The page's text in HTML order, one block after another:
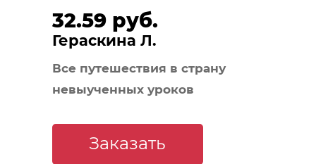
32.59 руб.
Гераскина Л.
Все путешествия в страну
невыученных уроков
Заказать